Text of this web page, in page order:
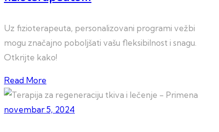
Uz fizioterapeuta, personalizovani programi vežbi
mogu značajno poboljšati vašu fleksibilnost i snagu.
Otkrijte kako!
Read More
novembar 5, 2024